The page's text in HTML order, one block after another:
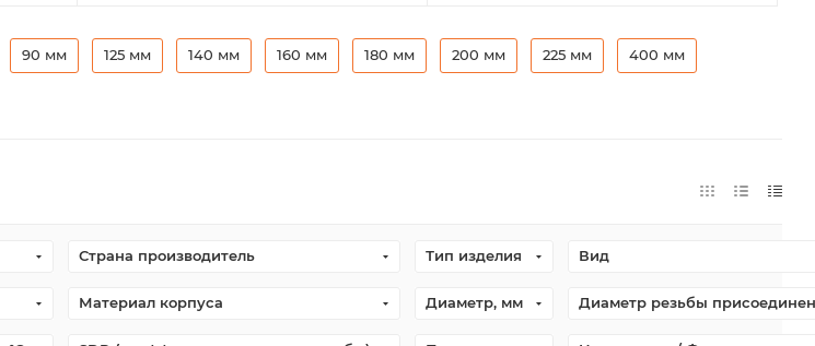
90 мм 125 мм 140 мм 160 мм 180 мм 200 мм 225 мм 400 мм
Страна производитель Тип изделия Вид
Материал корпуса Диаметр, мм Диаметр резьбы